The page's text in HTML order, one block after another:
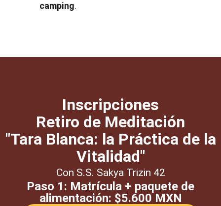
camping.
Inscripciones
Retiro de Meditación
"Tara Blanca: la Práctica de la
Vitalidad"
Con S.S. Sakya Trizin 42
Paso 1: Matrícula + paquete de
alimentación: $5.600 MXN